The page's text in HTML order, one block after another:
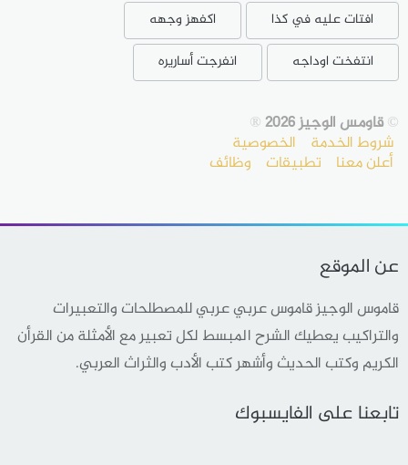
افتات عليه في كذا
اكفهز وجهه
انتفخت اوداجه
انفرجت أساريره
©قاومس الوجيز 2026 ®
شروط الخدمة الخصوصية
أعلن معنا تطبيقات وظائف
عن الموقع
قاموس الوجيز قاموس عربي عربي للمصطلحات والتعبيرات
والتراكيب يعطيك الشرح المبسط لكل تعبير مع الأمثلة من القرأن
الكريم وكتب الحديث وأشهر كتب الأدب والثراث العربي.
تابعنا على الفايسبوك